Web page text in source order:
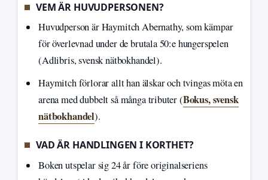
VEM ÄR HUVUDPERSONEN?
Huvudperson är Haymitch Abernathy, som kämpar
för överlevnad under de brutala 50:e hungerspelen
(Adlibris, svensk nätbokhandel).
Haymitch förlorar allt han älskar och tvingas möta en
arena med dubbelt så många tributer (Bokus, svensk
nätbokhandel).
VAD ÄR HANDLINGEN I KORTHET?
Boken utspelar sig 24 år före originalseriens